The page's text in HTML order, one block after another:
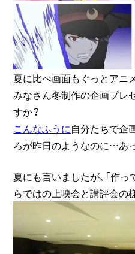
夏に比べ画面もぐっとアニ
みなさん冬制作の企画プレ
すか？
こんなふうに自分たちで企
ろが昨日のようなのに…あ
夏にも言いましたが、「作
らではの上映会と講評会